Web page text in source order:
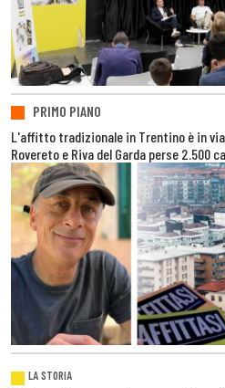
PRIMO PIANO
L'affitto tradizionale in Trentino è in
Rovereto e Riva del Garda perse 2.500
LA STORIA